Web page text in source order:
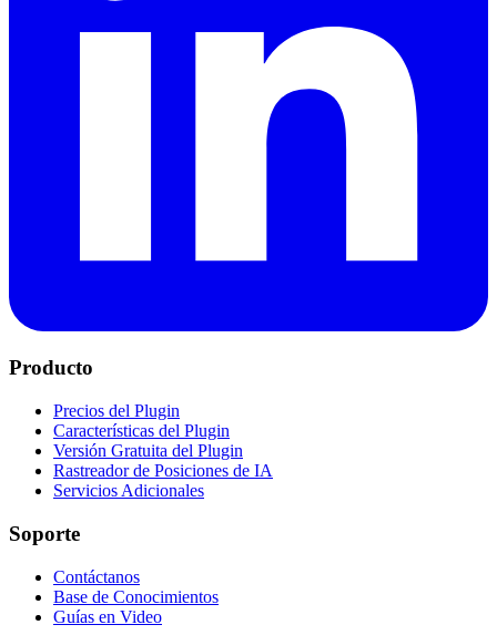
Producto
Precios del Plugin
Características del Plugin
Versión Gratuita del Plugin
Rastreador de Posiciones de IA
Servicios Adicionales
Soporte
Contáctanos
Base de Conocimientos
Guías en Video